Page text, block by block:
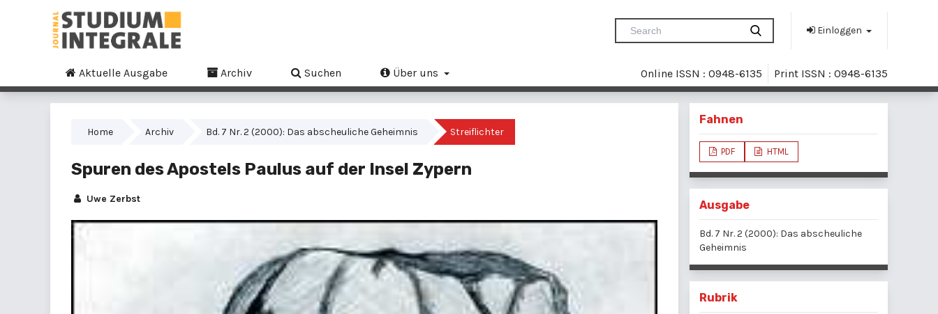
Einloggen
Aktuelle Ausgabe Archiv Suchen Über uns Online ISSN : 0948-6135 Print ISSN : 0948-6135
Home Archiv Bd. 7 Nr. 2 (2000): Das abscheuliche Geheimnis Streiflichter
Spuren des Apostels Paulus auf der Insel Zypern
Uwe Zerbst
Fahnen
PDF HTML
Ausgabe
Bd. 7 Nr. 2 (2000): Das abscheuliche
Geheimnis
Rubrik